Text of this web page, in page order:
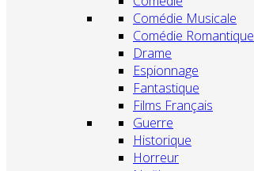
Comédie Musicale
Comédie Romantique
Drame
Espionnage
Fantastique
Films Français
Guerre
Historique
Horreur